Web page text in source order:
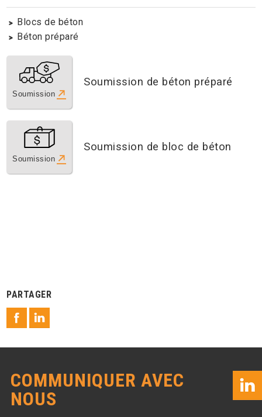
Blocs de béton
Béton préparé
Soumission
Soumission de béton préparé
Soumission
Soumission de bloc de béton
PARTAGER
COMMUNIQUER AVEC
NOUS